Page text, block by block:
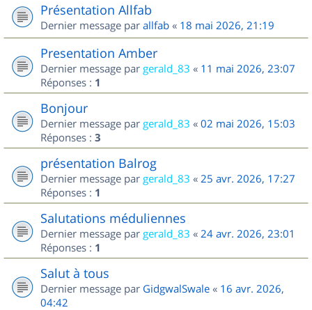
Présentation Allfab
Dernier message par allfab « 18 mai 2026, 21:19
Presentation Amber
Dernier message par gerald_83 « 11 mai 2026, 23:07
Réponses : 1
Bonjour
Dernier message par gerald_83 « 02 mai 2026, 15:03
Réponses : 3
présentation Balrog
Dernier message par gerald_83 « 25 avr. 2026, 17:27
Réponses : 1
Salutations méduliennes
Dernier message par gerald_83 « 24 avr. 2026, 23:01
Réponses : 1
Salut à tous
Dernier message par GidgwalSwale « 16 avr. 2026,
04:42